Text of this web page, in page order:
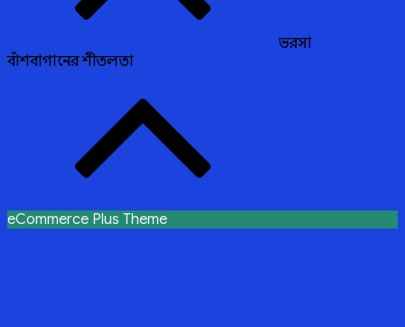
ভরসা
বাঁশবাগানের শীতলতা
eCommerce Plus Theme